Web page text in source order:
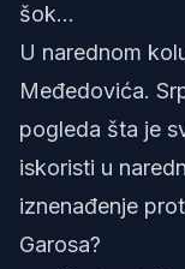
šok...
U narednom
Međedovića.
pogleda šta je
iskoristi u
iznenađenje
Garosa?